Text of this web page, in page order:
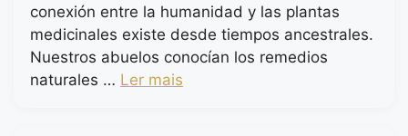
conexión entre la humanidad y las plantas
medicinales existe desde tiempos ancestrales.
Nuestros abuelos conocían los remedios
naturales … Ler mais